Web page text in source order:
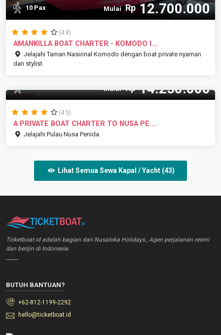
10 Pax Mulai Rp12.700.000
(4.8)
AMANKILLA BOAT CHARTER - KOMODO I...
Jelajahi Taman Nasional Komodo dengan boat private nyaman
dan stylist
Mulai Rp14.250.000
(4.5)
A PRIVATE BOAT CHARTER TO NUSA PE...
Jelajahi Pulau Nusa Penida
Lihat Semua Sewa Kapal / Yacht (43)
Ticketboat.id adalah bagian dari Nusaloka Holidays., Agen perjalanan resmi
dan berijin di Indonesia.
BUTUH BANTUAN?
+62-812-1199-2292
hello@ticketboat.id